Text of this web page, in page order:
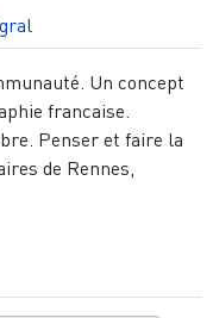
Un concept
francaise.
Penser et faire la
de Rennes,